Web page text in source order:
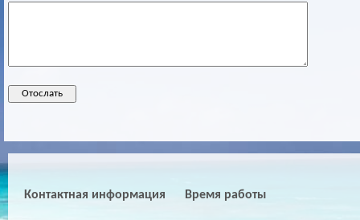
Контактная информация Время работы